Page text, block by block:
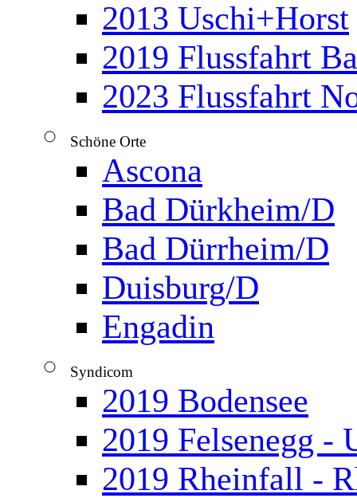
2013 Uschi+Horst
2019 Flussfahrt
2023 Flussfahrt
Schöne Orte
Ascona
Bad Dürkheim/D
Bad Dürrheim/D
Duisburg/D
Engadin
Syndicom
2019 Bodensee
2019 Felsenegg -
2019 Rheinfall -